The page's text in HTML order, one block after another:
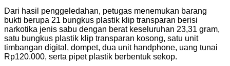
Dari hasil penggeledahan, petugas menemukan barang
bukti berupa 21 bungkus plastik klip transparan berisi
narkotika jenis sabu dengan berat keseluruhan 23,31 gram,
satu bungkus plastik klip transparan kosong, satu unit
timbangan digital, dompet, dua unit handphone, uang tunai
Rp120.000, serta pipet plastik berbentuk sekop.